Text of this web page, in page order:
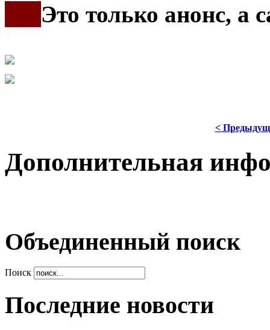
Это только анонс, а
<
Дополнительная
Объединенный поиск
Поиск
Последние новости